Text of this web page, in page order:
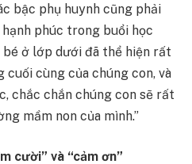
bậc phụ huynh cũng phải
phúc trong buổi học
bé ở lớp dưới đã thể hiện rất
cùng của chúng con, và
chắc chắn chúng con sẽ rất
mầm non của mình.”
cười” và “cảm ơn”